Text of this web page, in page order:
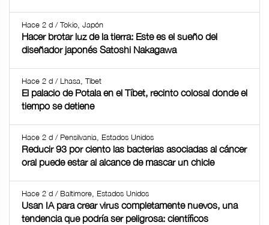
Hace 2 d / Tokio, Japón
Hacer brotar luz de la tierra: Este es el sueño del
diseñador japonés Satoshi Nakagawa
Hace 2 d / Lhasa, Tíbet
El palacio de Potala en el Tíbet, recinto colosal donde el
tiempo se detiene
Hace 2 d / Pensilvania, Estados Unidos
Reducir 93 por ciento las bacterias asociadas al cáncer
oral puede estar al alcance de mascar un chicle
Hace 2 d / Baltimore, Estados Unidos
Usan IA para crear virus completamente nuevos, una
tendencia que podría ser peligrosa: científicos